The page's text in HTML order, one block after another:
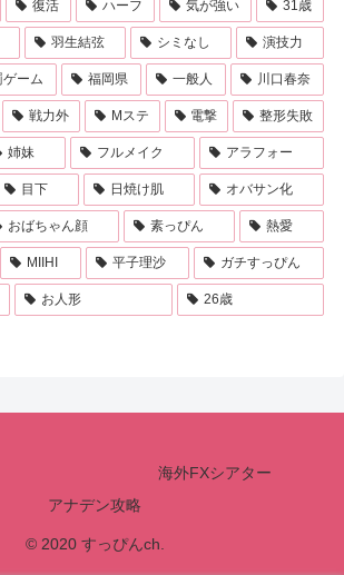
復活 ハーフ 気が強い 31歳
羽生結弦 シミなし 演技力
ゲーム 福岡県 一般人 川口春奈
戦力外 Mステ 電撃 整形失敗
姉妹 フルメイク アラフォー
目下 日焼け肌 オバサン化
おばちゃん顔 素っぴん 熱愛
MIIHI 平子理沙 ガチすっぴん
お人形 26歳
海外FXシアター
アナデン攻略
© 2020 すっぴんch.